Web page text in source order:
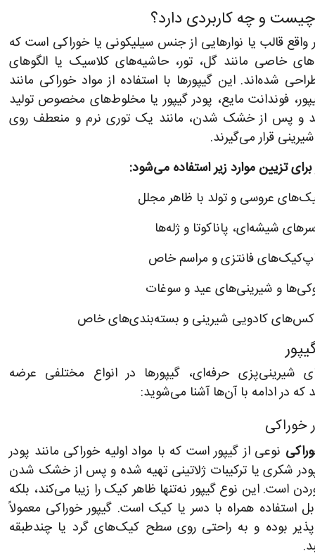
چیست و چه کاربردی دارد؟
واقع قالب یا نوارهایی از جنس سیلیکونی یا خوراکی است که
خاصی مانند گل، تور، حاشیه‌های کلاسیک یا الگوهای
شده‌اند. این گیپورها با استفاده از مواد خوراکی مانند
فوندانت مایع، پودر گیپور یا مخلوط‌های مخصوص تولید
و پس از خشک شدن، مانند یک توری نرم و منعطف روی
قرار می‌گیرند.
برای تزیین موارد زیر استفاده می‌شود:
عروسی و تولد با ظاهر مجلل
شیشه‌ای، پاناکوتا و ژله‌ها
فانتزی و مراسم خاص
و شیرینی‌های عید و سوغات
کادویی شیرینی و بسته‌بندی‌های خاص
شیرینی‌پزی حرفه‌ای، گیپورها در انواع مختلفی عرضه
در ادامه با آن‌ها آشنا می‌شوید:
نوعی از گیپور است که با مواد اولیه خوراکی مانند پودر
پودر شکری یا ترکیبات ژلاتینی تهیه شده و پس از خشک شدن
است. این نوع گیپور نه‌تنها ظاهر کیک را زیبا می‌کند، بلکه
استفاده همراه با دسر یا کیک است. گیپور خوراکی معمولاً
بوده و به راحتی روی سطح کیک‌های گرد یا چندطبقه